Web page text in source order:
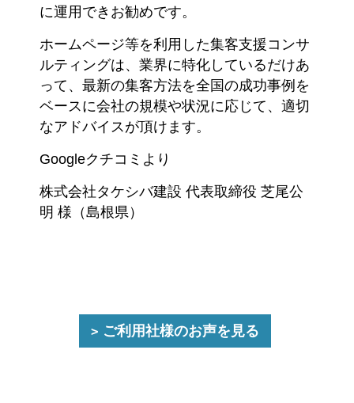
に運用できお勧めです。
ホームページ等を利用した集客支援コンサ
ルティングは、業界に特化しているだけあ
って、最新の集客方法を全国の成功事例を
ベースに会社の規模や状況に応じて、適切
なアドバイスが頂けます。
Googleクチコミより
株式会社タケシバ建設 代表取締役 芝尾公
明 様（島根県）
ご利用社様のお声を見る